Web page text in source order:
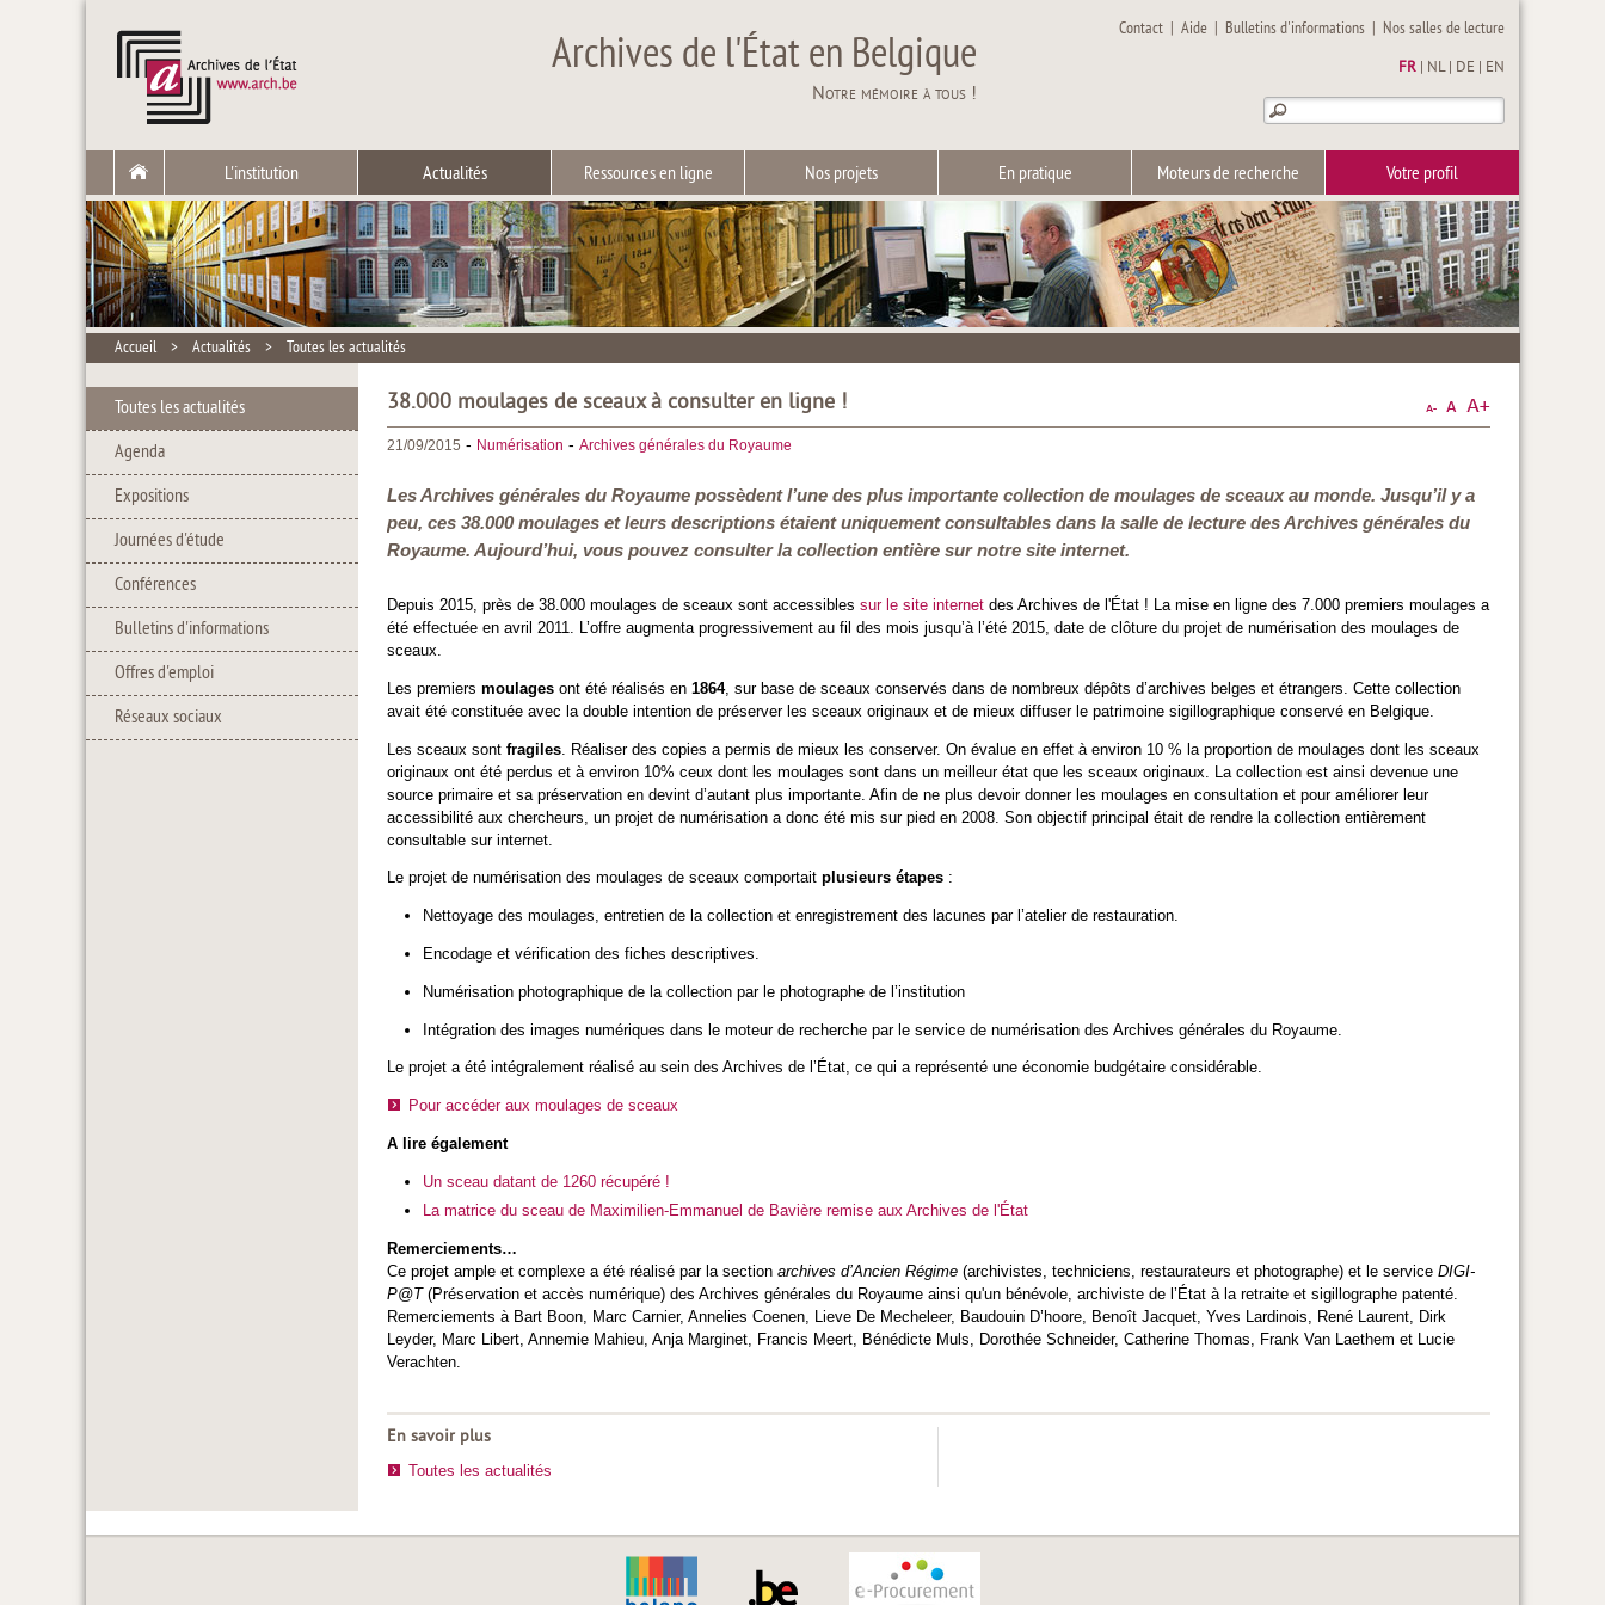
Archives de l'État en Belgique
Notre mémoire à tous !
Contact |Aide | Bulletins d'informations | Nos salles de lecture
FR NL| DE EN
L'institution Actualités Ressources en ligne Nos projets En pratique Moteurs de recherche Votre profil
Accueil > Actualités > Toutes les actualités
Toutes les actualités
Agenda
Expositions
Journées d'étude
Conférences
Bulletins d'informations
Offres d'emploi
Réseaux sociaux
38.000 moulages de sceaux à consulter en ligne !
21/09/2015 - Numérisation - Archives générales du Royaume
Les Archives générales du Royaume possèdent l’une des plus importante collection de moulages de sceaux au monde. Jusqu’il y a
peu, ces 38.000 moulages et leurs descriptions étaient uniquement consultables dans la salle de lecture des Archives générales du
Royaume. Aujourd’hui, vous pouvez consulter la collection entière sur notre site internet.
Depuis 2015, près de 38.000 moulages de sceaux sont accessibles sur le site internet des Archives de l'État ! La mise en ligne des 7.000 premiers moulages a
été effectuée en avril 2011. L’offre augmenta progressivement au fil des mois jusqu’à l’été 2015, date de clôture du projet de numérisation des moulages de
sceaux.
Les premiers moulages ont été réalisés en 1864, sur base de sceaux conservés dans de nombreux dépôts d’archives belges et étrangers. Cette collection
avait été constituée avec la double intention de préserver les sceaux originaux et de mieux diffuser le patrimoine sigillographique conservé en Belgique.
Les sceaux sont fragiles . Réaliser des copies a permis de mieux les conserver. On évalue en effet à environ 10 % la proportion de moulages dont les sceaux
originaux ont été perdus et à environ 10% ceux dont les moulages sont dans un meilleur état que les sceaux originaux. La collection est ainsi devenue une
source primaire et sa préservation en devint d’autant plus importante. Afin de ne plus devoir donner les moulages en consultation et pour améliorer leur
accessibilité aux chercheurs, un projet de numérisation a donc été mis sur pied en 2008. Son objectif principal était de rendre la collection entièrement
consultable sur internet.
Le projet de numérisation des moulages de sceaux comportait plusieurs étapes :
Nettoyage des moulages, entretien de la collection et enregistrement des lacunes par l’atelier de restauration.
Encodage et vérification des fiches descriptives.
Numérisation photographique de la collection par le photographe de l’institution
Intégration des images numériques dans le moteur de recherche par le service de numérisation des Archives générales du Royaume.
Le projet a été intégralement réalisé au sein des Archives de l’État, ce qui a représenté une économie budgétaire considérable.
Pour accéder aux moulages de sceaux
A lire également
Un sceau datant de 1260 récupéré !
La matrice du sceau de Maximilien-Emmanuel de Bavière remise aux Archives de l'État
Remerciements…
Ce projet ample et complexe a été réalisé par la section archives d’Ancien Régime (archivistes, techniciens, restaurateurs et photographe) et le service DIGI-
P@T(Préservation et accès numérique) des Archives générales du Royaume ainsi qu'un bénévole, archiviste de l’État à la retraite et sigillographe patenté.
Remerciements à Bart Boon, Marc Carnier, Annelies Coenen, Lieve De Mecheleer, Baudouin D’hoore, Benoît Jacquet, Yves Lardinois, René Laurent, Dirk
Leyder, Marc Libert, Annemie Mahieu, Anja Marginet, Francis Meert, Bénédicte Muls, Dorothée Schneider, Catherine Thomas, Frank Van Laethem et Lucie
Verachten.
En savoir plus
Toutes les actualités